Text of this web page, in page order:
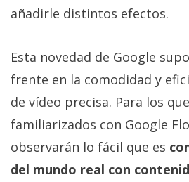
añadirle distintos efectos.
Esta novedad de Google
frente en la comodidad y
de vídeo precisa. Para los
familiarizados con Google
observarán lo fácil que es
del mundo real con